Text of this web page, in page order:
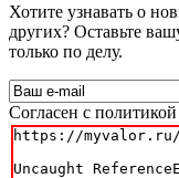
Хотите узнавать о
других? Оставьте
только по делу.
Cогласен с
https://
Uncaught